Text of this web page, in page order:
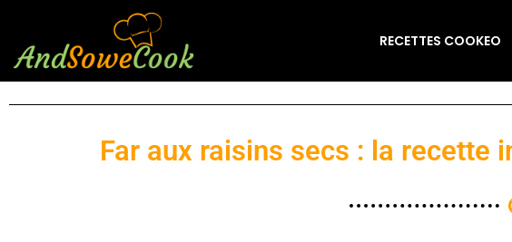
RECETTES COOKEO
Far aux raisins secs : la recette